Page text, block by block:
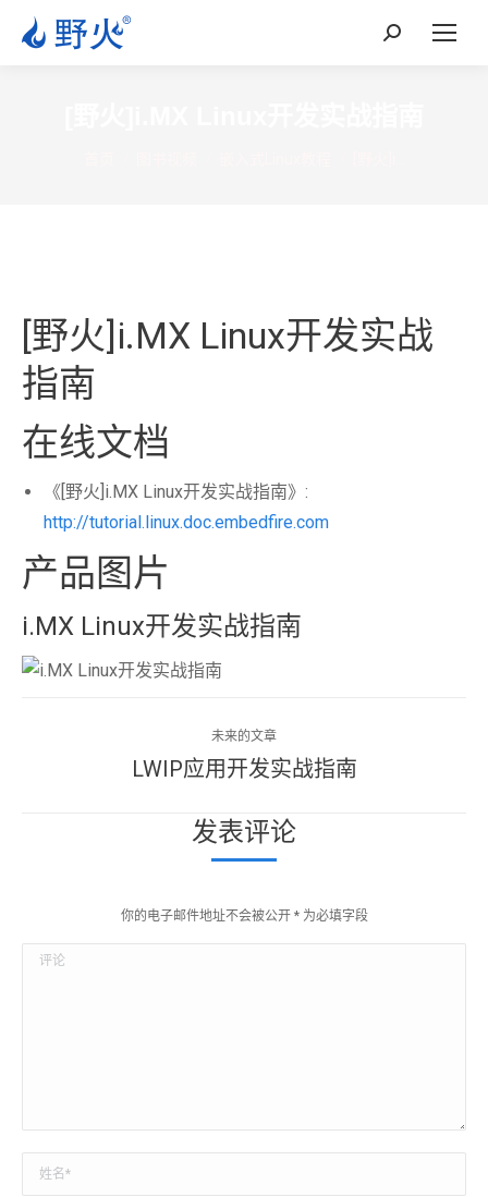
Search:
[野火]i.MX Linux开发实战
指南
在线文档
《[野火]i.MX Linux开发实战指南》:
http://tutorial.linux.doc.embedfire.com
产品图片
i.MX Linux开发实战指南
未来的文章
未
的
文
LWIP应用开发实战指南
发表评论
你的电子邮件地址不会被公开 *为必填字段
评论
姓名 *